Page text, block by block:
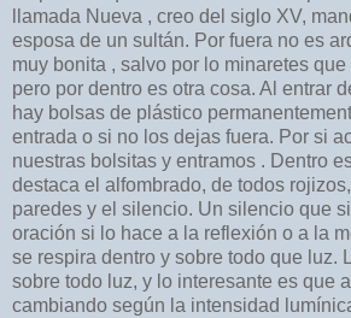
llamada Nueva , creo del siglo XV,
esposa de un sultán. Por fuera no es
muy bonita , salvo por lo minaretes
pero por dentro es otra cosa. Al entrar
hay bolsas de plástico
entrada o si no los dejas fuera. Por si
nuestras bolsitas y entramos . Dentro
destaca el alfombrado, de todos
paredes y el silencio. Un silencio que
oración si lo hace a la reflexión o a la
se respira dentro y sobre todo que luz.
sobre todo luz, y lo interesante es que
cambiando según la intensidad